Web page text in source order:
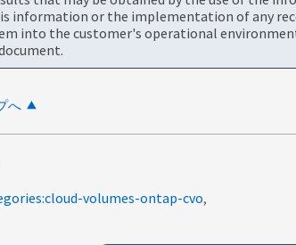
information or the implementation of any
into the customer's operational
へ
volumes-ontap-cvo